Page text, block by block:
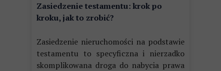
Zasiedzenie testamentu: krok po
kroku, jak to zrobić?
Zasiedzenie nieruchomości na podstawie
testamentu to specyficzna i nierzadko
skomplikowana droga do nabycia prawa